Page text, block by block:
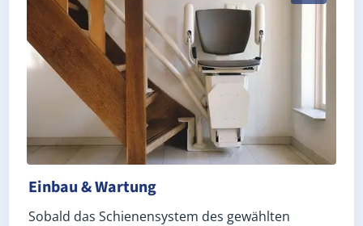
Einbau & Wartung
Sobald das Schienensystem des gewählten